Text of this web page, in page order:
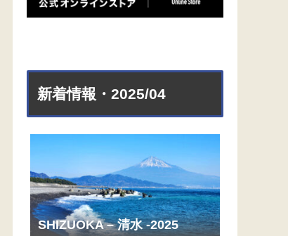
新着情報・2025/04
SHIZUOKA – 清水 -2025